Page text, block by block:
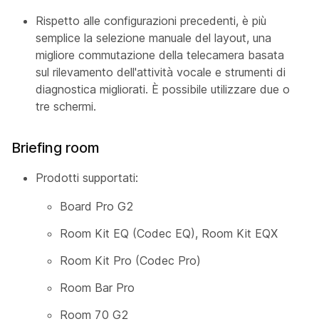
Rispetto alle configurazioni precedenti, è più
semplice la selezione manuale del layout, una
migliore commutazione della telecamera basata
sul rilevamento dell'attività vocale e strumenti di
diagnostica migliorati. È possibile utilizzare due o
tre schermi.
Briefing room
Prodotti supportati:
Board Pro G2
Room Kit EQ (Codec EQ), Room Kit EQX
Room Kit Pro (Codec Pro)
Room Bar Pro
Room 70 G2